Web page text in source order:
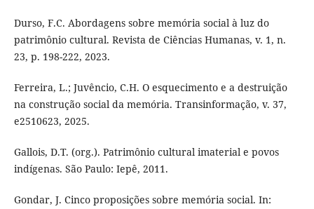
Durso, F.C. Abordagens sobre memória social à luz do
patrimônio cultural. Revista de Ciências Humanas, v. 1, n.
23, p. 198-222, 2023.
Ferreira, L.; Juvêncio, C.H. O esquecimento e a destruição
na construção social da memória. Transinformação, v. 37,
e2510623, 2025.
Gallois, D.T. (org.). Patrimônio cultural imaterial e povos
indígenas. São Paulo: Iepê, 2011.
Gondar, J. Cinco proposições sobre memória social. In: